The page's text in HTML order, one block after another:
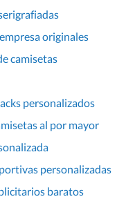
originales
camisetas
personalizados
al por mayor
personalizadas
baratos